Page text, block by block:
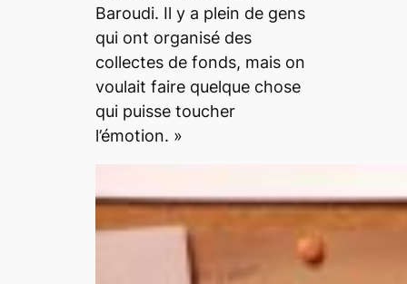
Baroudi. Il y a plein de gens
qui ont organisé des
collectes de fonds, mais on
voulait faire quelque chose
qui puisse toucher
l’émotion. »